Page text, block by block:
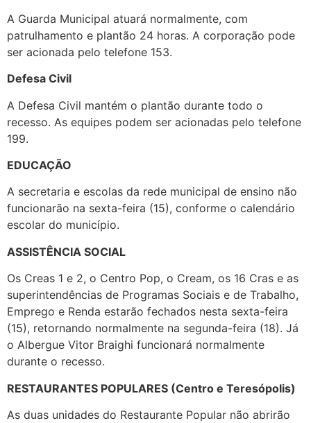
A Guarda Municipal atuará normalmente, com
patrulhamento e plantão 24 horas. A corporação pode
ser acionada pelo telefone 153.
Defesa Civil
A Defesa Civil mantém o plantão durante todo o
recesso. As equipes podem ser acionadas pelo telefone
199.
EDUCAÇÃO
A secretaria e escolas da rede municipal de ensino não
funcionarão na sexta-feira (15), conforme o calendário
escolar do município.
ASSISTÊNCIA SOCIAL
Os Creas 1 e 2, o Centro Pop, o Cream, os 16 Cras e as
superintendências de Programas Sociais e de Trabalho,
Emprego e Renda estarão fechados nesta sexta-feira
(15), retornando normalmente na segunda-feira (18). Já
o Albergue Vitor Braighi funcionará normalmente
durante o recesso.
RESTAURANTES POPULARES (Centro e Teresópolis)
As duas unidades do Restaurante Popular não abrirão